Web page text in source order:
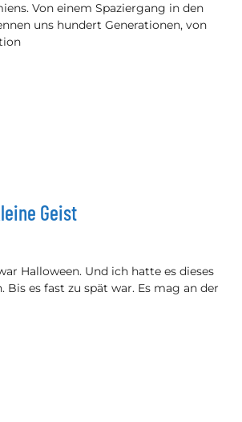
Von einem Spaziergang in den
uns hundert Generationen, von
Geist
Halloween. Und ich hatte es dieses
es fast zu spät war. Es mag an der